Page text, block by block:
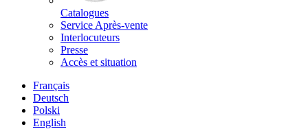
Catalogues
Service Après-vente
Interlocuteurs
Presse
Accès et situation
Français
Deutsch
Polski
English